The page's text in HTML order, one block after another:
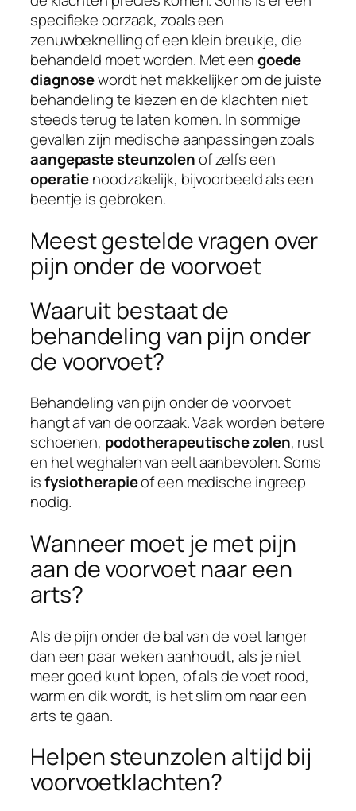
specifieke oorzaak, zoals een
zenuwbeknelling of een klein breukje, die
behandeld moet worden. Met eengoede
diagnosewordt het makkelijker om de juiste
behandeling te kiezen en de klachten niet
steeds terug te laten komen. In sommige
gevallen zijn medische aanpassingen zoals
aangepaste steunzolenof zelfs een
operatienoodzakelijk, bijvoorbeeld als een
beentje is gebroken.
Meest gestelde vragen over
pijn onder de voorvoet
Waaruit bestaat de
behandeling van pijn onder
de voorvoet?
Behandeling van pijn onder de voorvoet
hangt af van de oorzaak. Vaak worden betere
schoenen, podotherapeutische zolen, rust
en het weghalen van eelt aanbevolen. Soms
isfysiotherapieof een medische ingreep
nodig.
Wanneer moet je met pijn
aan de voorvoet naar een
arts?
Als de pijn onder de bal van de voet langer
dan een paar weken aanhoudt, als je niet
meer goed kunt lopen, of als de voet rood,
warm en dik wordt, is het slim om naar een
arts te gaan.
Helpen steunzolen altijd bij
voorvoetklachten?